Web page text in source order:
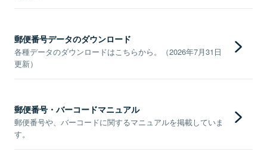
郵便番号データのダウンロード
各種データのダウンロードはこちらから。（2026年7月31日
更新）
郵便番号・バーコードマニュアル
郵便番号や、バーコードに関するマニュアルを掲載していま
す。